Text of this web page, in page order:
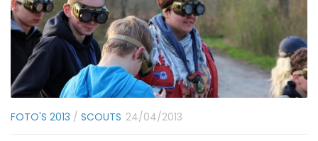
FOTO'S 2013 / SCOUTS 24/04/2013